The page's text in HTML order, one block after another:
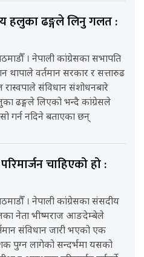
हलुका ढङ्गले लिनु गलत :
। नेपाली कांग्रेसका सभापति
थापाले वर्तमान सरकार र सत्तारुढ
रास्वपाले संविधान संशोधनबारे
ढङ्गले लिएको भन्दै कांग्रेसले
गर्न नदिने बताएका छन्
चाहिएको हो :
। नेपाली कांग्रेसका संसदीय
नेता भीष्मराज आङदेम्बेले
संविधान जारी भएको एक
पुग्न लागेको सन्दर्भमा यसको